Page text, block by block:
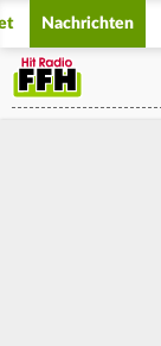
Nachrichten